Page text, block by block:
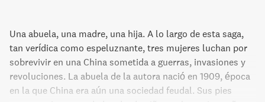
Una abuela, una madre, una hija. A lo largo de esta saga,
tan verídica como espeluznante, tres mujeres luchan por
sobrevivir en una China sometida a guerras, invasiones y
revoluciones. La abuela de la autora nació en 1909, época
en la que China era aún una sociedad feudal. Sus pies